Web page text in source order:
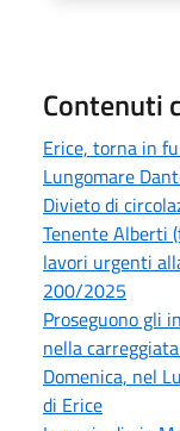
Contenuti
Erice, torna in
Lungomare
Divieto di
Tenente Alberti
lavori urgenti
200/2025
Proseguono gli
nella
Domenica, nel
di Erice